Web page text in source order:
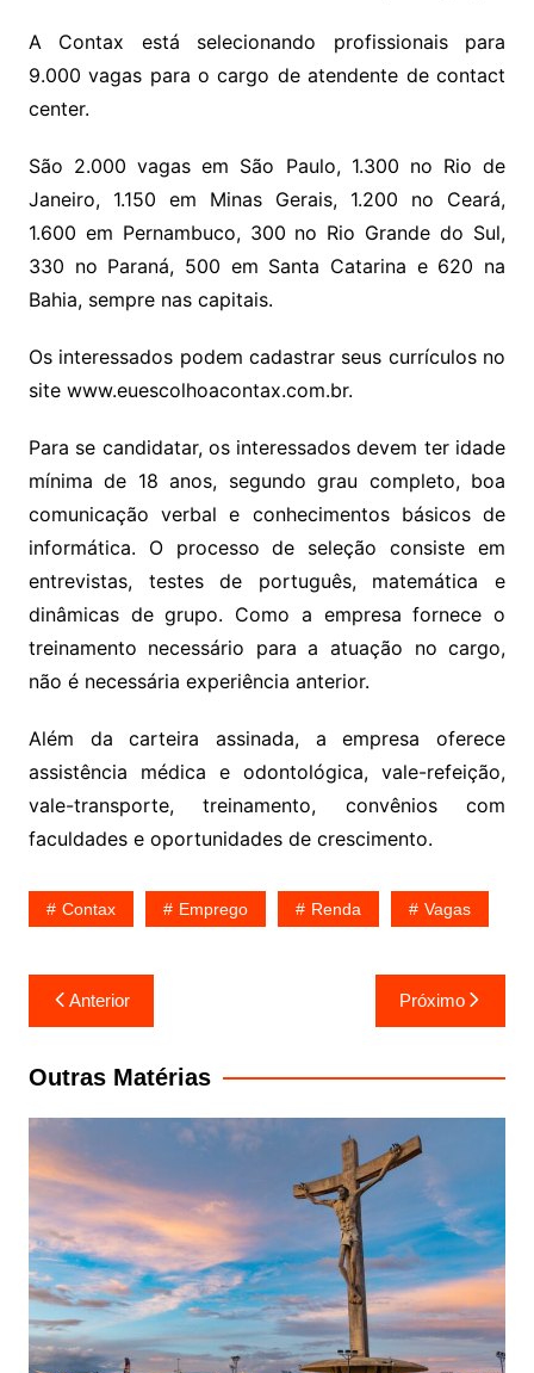
A Contax está selecionando profissionais para
9.000 vagas para o cargo de atendente de contact
center.
São 2.000 vagas em São Paulo, 1.300 no Rio de
Janeiro, 1.150 em Minas Gerais, 1.200 no Ceará,
1.600 em Pernambuco, 300 no Rio Grande do Sul,
330 no Paraná, 500 em Santa Catarina e 620 na
Bahia, sempre nas capitais.
Os interessados podem cadastrar seus currículos no
site www.euescolhoacontax.com.br.
Para se candidatar, os interessados devem ter idade
mínima de 18 anos, segundo grau completo, boa
comunicação verbal e conhecimentos básicos de
informática. O processo de seleção consiste em
entrevistas, testes de português, matemática e
dinâmicas de grupo. Como a empresa fornece o
treinamento necessário para a atuação no cargo,
não é necessária experiência anterior.
Além da carteira assinada, a empresa oferece
assistência médica e odontológica, vale-refeição,
vale-transporte, treinamento, convênios com
faculdades e oportunidades de crescimento.
Contax Emprego Renda Vagas
Navegação
de
Post
Anterior Próximo
Outras Matérias